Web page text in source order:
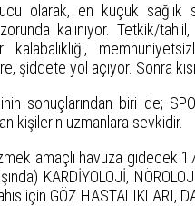
olarak, en küçük
kalınıyor. Tetkik/tahlil,
şiddete yol açıyor. Sonra
sonuçlarından biri de;
kişilerin uzmanlara sevkidir.
amaçlı havuza gidecek
KARDİYOLOJİ,
için GÖZ HASTALIKLARI,